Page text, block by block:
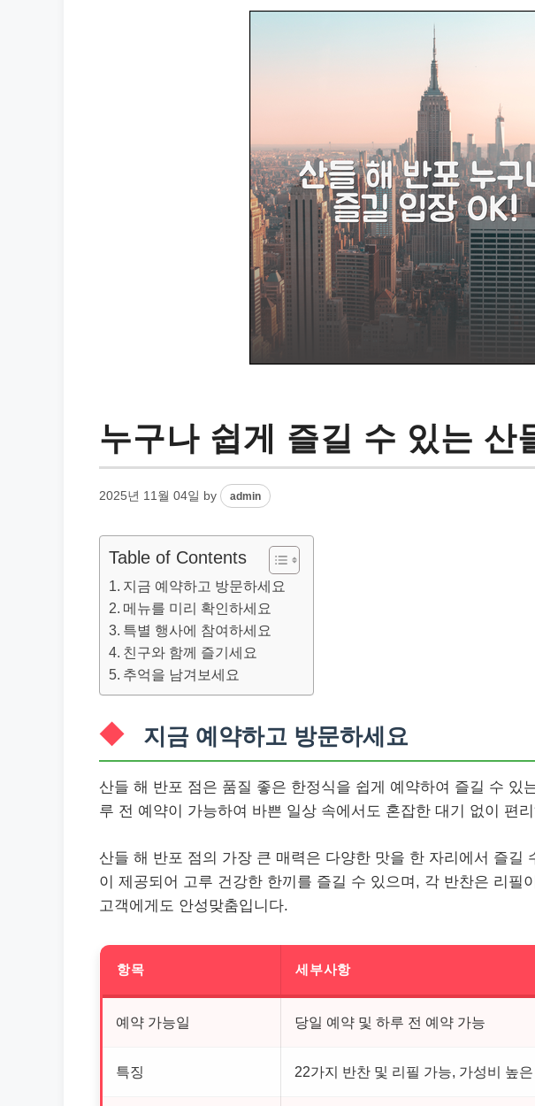
누구나 쉽게 즐길 수 있는 산
2025년 11월 04일 by admin
Table of Contents
지금 예약하고 방문하세요
메뉴를 미리 확인하세요
특별 행사에 참여하세요
친구와 함께 즐기세요
추억을 남겨보세요
지금 예약하고 방문하세요
산들 해 반포 점은 품질 좋은 한정식을 쉽게 예약하여 즐길 수 있
루 전 예약이 가능하여 바쁜 일상 속에서도 혼잡한 대기 없이 편
산들 해 반포 점의 가장 큰 매력은 다양한 맛을 한 자리에서 즐길
이 제공되어 고루 건강한 한끼를 즐길 수 있으며, 각 반찬은 리필
고객에게도 안성맞춤입니다.
항목 세부사항
예약 가능일 당일 예약 및 하루 전 예약 가능
특징 22가지 반찬 및 리필 가능, 가성비 높